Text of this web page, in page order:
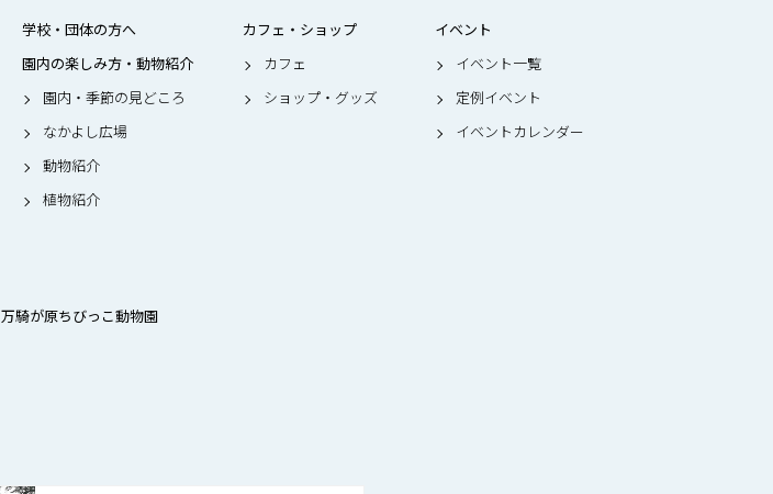
学校・団体の方へ
園内の楽しみ方・動物紹介
園内・季節の見どころ
なかよし広場
動物紹介
植物紹介
カフェ・ショップ
カフェ
ショップ・グッズ
イベント
イベント一覧
定例イベント
イベントカレンダー
万騎が原ちびっこ動物園